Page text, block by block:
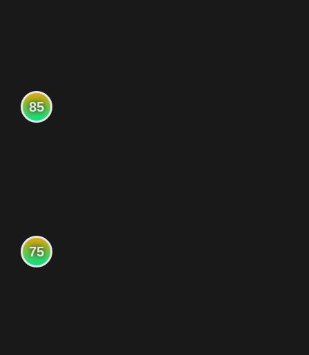
85
75